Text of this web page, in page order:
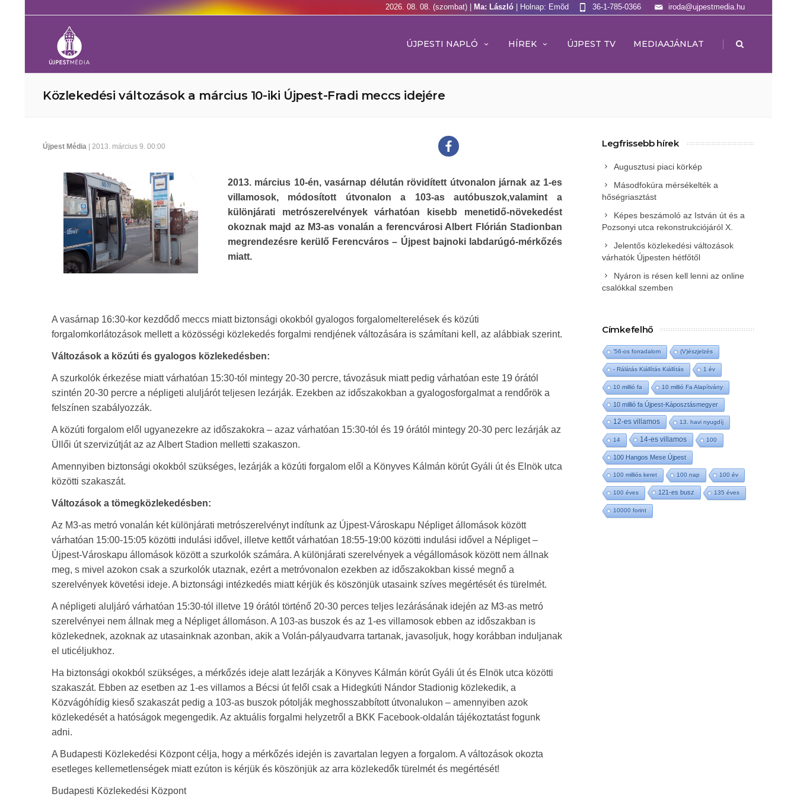
2026. 08. 08. (szombat) | Ma: László | Holnap: Emõd iroda@ujpestmedia.hu
36-1-785-0366
ÚJPESTI NAPLÓ HÍREK ÚJPEST TV MEDIAAJÁNLAT |
Közlekedési változások a március 10-iki Újpest-Fradi meccs idejére
Újpest Média | 2013. március 9. 00:00
2013. március 10-én, vasárnap délután rövidített útvonalon járnak az 1-es
villamosok, módosított útvonalon a 103-as autóbuszok,valamint a
különjárati metrószerelvények várhatóan kisebb menetidő-növekedést
okoznak majd az M3-as vonalán a ferencvárosi Albert Flórián Stadionban
megrendezésre kerülő Ferencváros – Újpest bajnoki labdarúgó-mérkőzés
miatt.
A vasárnap 16:30-kor kezdődő meccs miatt biztonsági okokból gyalogos forgalomelterelések és közúti
forgalomkorlátozások mellett a közösségi közlekedés forgalmi rendjének változására is számítani kell, az alábbiak szerint.
Változások a közúti és gyalogos közlekedésben:
A szurkolók érkezése miatt várhatóan 15:30-tól mintegy 20-30 percre, távozásuk miatt pedig várhatóan este 19 órától
szintén 20-30 percre a népligeti aluljárót teljesen lezárják. Ezekben az időszakokban a gyalogosforgalmat a rendőrök a
felszínen szabályozzák.
A közúti forgalom elől ugyanezekre az időszakokra – azaz várhatóan 15:30-tól és 19 órától mintegy 20-30 perc lezárják az
Üllői út szervizútját az az Albert Stadion melletti szakaszon.
Amennyiben biztonsági okokból szükséges, lezárják a közúti forgalom elől a Könyves Kálmán körút Gyáli út és Elnök utca
közötti szakaszát.
Változások a tömegközlekedésben:
Az M3-as metró vonalán két különjárati metrószerelvényt indítunk az Újpest-Városkapu Népliget állomások között
várhatóan 15:00-15:05 közötti indulási idővel, illetve kettőt várhatóan 18:55-19:00 közötti indulási idővel a Népliget –
Újpest-Városkapu állomások között a szurkolók számára. A különjárati szerelvények a végállomások között nem állnak
meg, s mivel azokon csak a szurkolók utaznak, ezért a metróvonalon ezekben az időszakokban kissé megnő a
szerelvények követési ideje. A biztonsági intézkedés miatt kérjük és köszönjük utasaink szíves megértését és türelmét.
A népligeti aluljáró várhatóan 15:30-tól illetve 19 órától történő 20-30 perces teljes lezárásának idején az M3-as metró
szerelvényei nem állnak meg a Népliget állomáson. A 103-as buszok és az 1-es villamosok ebben az időszakban is
közlekednek, azoknak az utasainknak azonban, akik a Volán-pályaudvarra tartanak, javasoljuk, hogy korábban induljanak
el uticéljukhoz.
Ha biztonsági okokból szükséges, a mérkőzés ideje alatt lezárják a Könyves Kálmán körút Gyáli út és Elnök utca közötti
szakaszát. Ebben az esetben az 1-es villamos a Bécsi út felől csak a Hidegkúti Nándor Stadionig közlekedik, a
Közvágóhídig kieső szakaszát pedig a 103-as buszok pótolják meghosszabbított útvonalukon – amennyiben azok
közlekedését a hatóságok megengedik. Az aktuális forgalmi helyzetről a BKK Facebook-oldalán tájékoztatást fogunk
adni.
A Budapesti Közlekedési Központ célja, hogy a mérkőzés idején is zavartalan legyen a forgalom. A változások okozta
esetleges kellemetlenségek miatt ezúton is kérjük és köszönjük az arra közlekedők türelmét és megértését!
Budapesti Közlekedési Központ
Legfrissebb hírek
Augusztusi piaci körkép
Másodfokúra mérsékelték a
hőségriasztást
Képes beszámoló az István út és a
Pozsonyi utca rekonstrukciójáról X.
Jelentős közlekedési változások
várhatók Újpesten hétfőtől
Nyáron is résen kell lenni az online
csalókkal szemben
Címkefelhő
'56-os forradalom (V)észjelzés
- Rálátás Kiállítás Kiállítás 1 év
10 millió fa 10 millió Fa Alapítvány
10 millió fa Újpest-Káposztásmegyer
12-es villamos 13. havi nyugdíj
14 14-es villamos 100
100 Hangos Mese Újpest
100 milliós keret 100 nap 100 év
100 éves 121-es busz 135 éves
10000 forint